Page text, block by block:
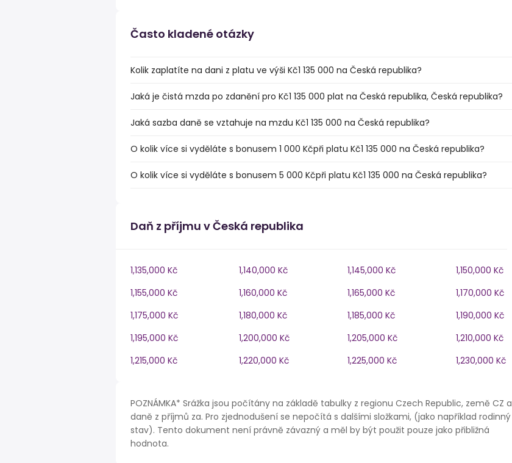
Často kladené otázky
Kolik zaplatíte na dani z platu ve výši Kč1 135 000 na Česká republika?
Jaká je čistá mzda po zdanění pro Kč1 135 000 plat na Česká republika, Česká republika?
Jaká sazba daně se vztahuje na mzdu Kč1 135 000 na Česká republika?
O kolik více si vyděláte s bonusem 1 000 Kčpři platu Kč1 135 000 na Česká republika?
O kolik více si vyděláte s bonusem 5 000 Kčpři platu Kč1 135 000 na Česká republika?
Daň z příjmu v Česká republika
1,135,000 Kč 1,140,000 Kč 1,145,000 Kč
1,150,000 Kč
1,155,000 Kč
1,160,000 Kč 1,165,000 Kč
1,170,000 Kč
1,175,000 Kč
1,180,000 Kč 1,185,000 Kč
1,190,000 Kč
1,195,000 Kč
1,200,000 Kč 1,205,000 Kč
1,210,000 Kč
1,215,000 Kč
1,220,000 Kč 1,225,000 Kč 1,230,000 Kč
POZNÁMKA* Srážka jsou počítány na základě tabulky z regionu Czech Republic, země CZ a
daně z příjmů za. Pro zjednodušení se nepočítá s dalšími složkami, (jako například rodinný
stav). Tento dokument není právně závazný a měl by být použit pouze jako přibližná
hodnota.